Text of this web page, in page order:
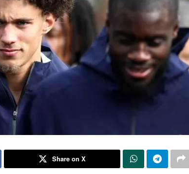
Share on X